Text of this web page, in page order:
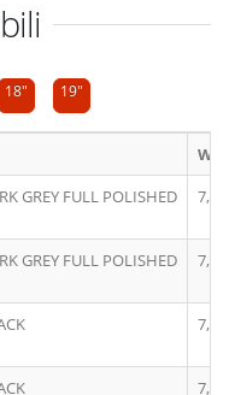
18" 19"
GREY FULL POLISHED 7,5J
GREY FULL POLISHED 7,5J
7,5J
7,5J